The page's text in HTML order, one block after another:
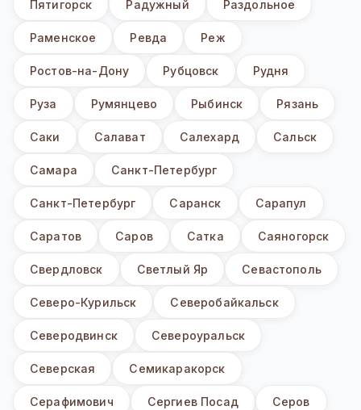
Пятигорск Радужный Раздольное
Раменское Ревда Реж
Ростов-на-Дону Рубцовск Рудня
Руза Румянцево Рыбинск Рязань
Саки Салават Салехард Сальск
Самара Санкт-Петербург
Санкт-Петербург Саранск Сарапул
Саратов Саров Сатка Саяногорск
Свердловск Светлый Яр Севастополь
Северо-Курильск Северобайкальск
Северодвинск Североуральск
Северская Семикаракорск
Серафимович Сергиев Посад Серов